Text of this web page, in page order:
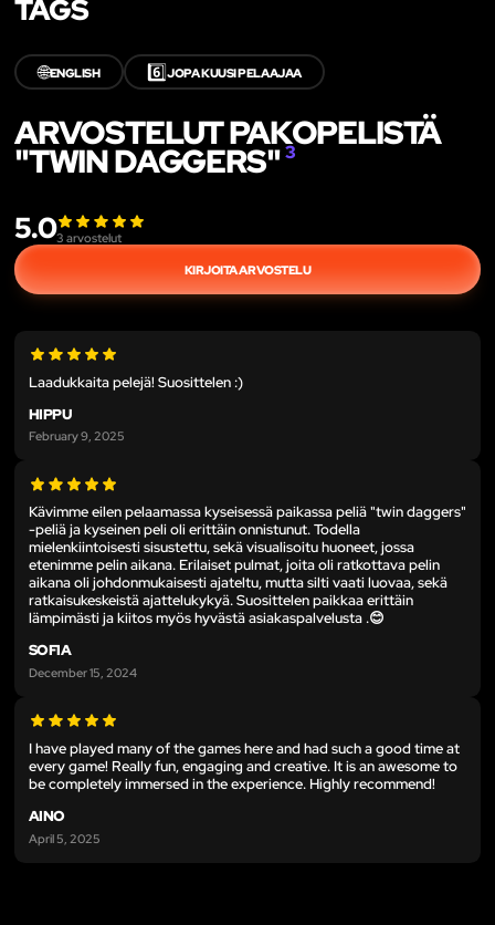
TAGS
🌐ENGLISH 6️⃣JOPA KUUSI PELAAJAA
ARVOSTELUT PAKOPELISTÄ
"TWIN DAGGERS"3
5.03 arvostelut
KIRJOITA ARVOSTELU
Laadukkaita pelejä! Suosittelen :)
HIPPU
February 9, 2025
Kävimme eilen pelaamassa kyseisessä paikassa peliä "twin daggers"
-peliä ja kyseinen peli oli erittäin onnistunut. Todella
mielenkiintoisesti sisustettu, sekä visualisoitu huoneet, jossa
etenimme pelin aikana. Erilaiset pulmat, joita oli ratkottava pelin
aikana oli johdonmukaisesti ajateltu, mutta silti vaati luovaa, sekä
ratkaisukeskeistä ajattelukykyä. Suosittelen paikkaa erittäin
lämpimästi ja kiitos myös hyvästä asiakaspalvelusta .😊
SOFIA
December 15, 2024
I have played many of the games here and had such a good time at
every game! Really fun, engaging and creative. It is an awesome to
be completely immersed in the experience. Highly recommend!
AINO
April 5, 2025